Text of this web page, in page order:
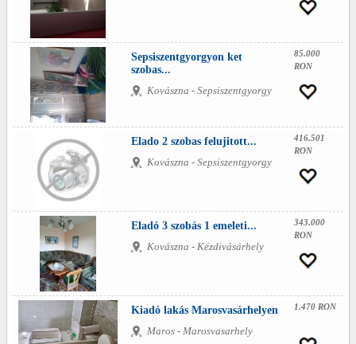
Sepsiszentgyorgyon ket
szobas...
Kovászna - Sepsiszentgyorgy
85.000
RON
Elado 2 szobas felujitott...
Kovászna - Sepsiszentgyorgy
416.501
RON
Eladó 3 szobás 1 emeleti...
Kovászna - Kézdivásárhely
343.000
RON
Kiadó lakás Marosvasárhelyen
Maros - Marosvasarhely
1.470 RON